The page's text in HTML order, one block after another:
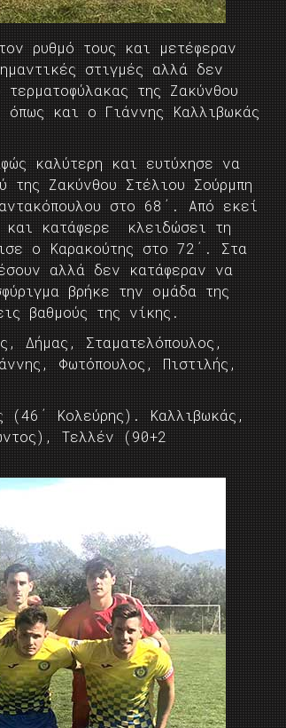
ρυθμό τους και μετέφεραν
στιγμές αλλά δεν
της Ζακύνθου
όπως και ο Γιάννης Καλλιβωκάς
καλύτερη και ευτύχησε να
Ζακύνθου Στέλιου Σούρμπη
στο 68΄. Από εκεί
και κατάφερε κλειδώσει τη
ο Καρακούτης στο 72΄. Στα
αλλά δεν κατάφεραν να
βρήκε την ομάδα της
βαθμούς της νίκης.
Δήμας, Σταματελόπουλος,
Φωτόπουλος, Πιστιλής,
(46΄ Κολεύρης). Καλλιβωκάς,
Τελλέν (90+2